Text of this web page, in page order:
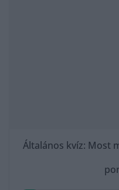
Általános kvíz: Most